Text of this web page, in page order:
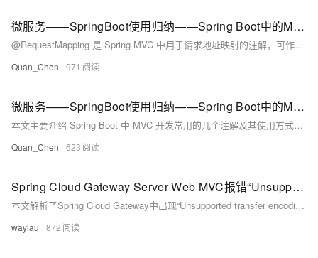
微服务——SpringBoot使用归纳——Spring Boot中的MVC支持——@RequestMapping
@RequestMapping 是 Spring MVC 中用于请求地址映射的注解，可作用于类或方法上。类级别定义控制器父路径，方法级别进一步指定处理逻辑。常用属性包括 value（请求地址）、method（请求类型，如 GET/POST 等，默认 GET）和 produces（返回内容类型）。例如：`@RequestMapping(value = &quot;/test&quot;, produces = &quot;application/json; charset=UTF-8&quot;)`。此外，针对不同请求方式还有简化注解，如 @GetMapping、@PostMapping 等。
Quan_Chen 971
微服务——SpringBoot使用归纳——Spring Boot中的MVC支持——@RestController
本文主要介绍 Spring Boot 中 MVC 开发常用的几个注解及其使用方式，包括 `@RestController`、`@RequestMapping`、`@PathVariable`、`@RequestParam` 和 `@RequestBody`。其中重点讲解了 `@RestController` 注解的构成与特点：它是 `@Controller` 和 `@ResponseBody` 的结合体，适用于返回 JSON 数据的场景。文章还指出，在需要模板渲染（如 Thymeleaf）而非前后端分离的情况下，应使用 `@Controller` 而非 `@RestController`
Quan_Chen 623
Spring Cloud Gateway Server Web MVC报错“Unsupported transfer encoding: chunked”解决
本文解析了Spring Cloud Gateway中出现“Unsupported transfer encoding: chunked”错误的原因，指出该问题源于Feign依赖的HTTP客户端与服务端的`chunked`传输编码不兼容，并提供了具体的解决方案。通过规范Feign客户端接口的返回类型，可有效避免该异常，提升系统兼容性与稳定性。
waylau 872